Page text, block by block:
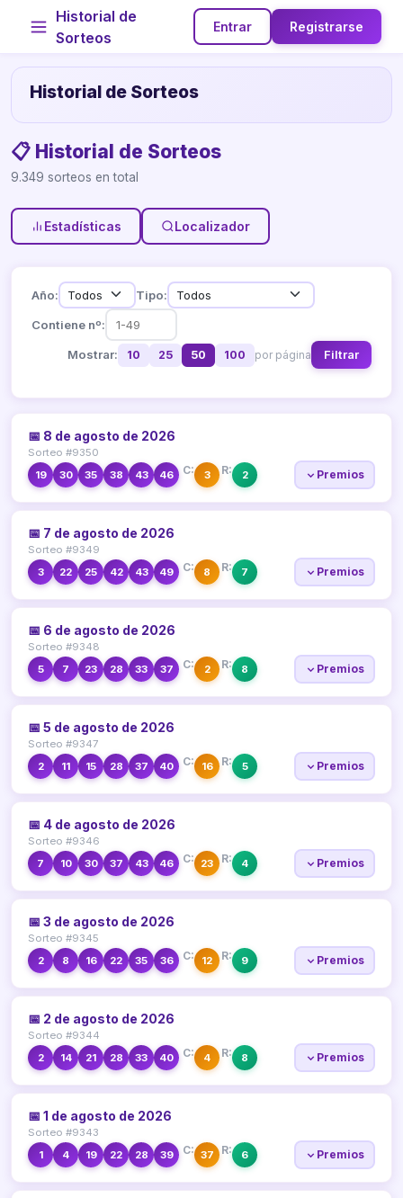
Historial de
Sorteos
Entrar Registrarse
Historial de Sorteos
📋 Historial de Sorteos
9.349 sorteos en total
Estadísticas Localizador
Año: Tipo:
Contiene nº:
Mostrar: 10 25 50 100 por página Filtrar
📅 8 de agosto de 2026
Sorteo #9350
19
30 35 38 43 46 C: 3 R: 2 Premios
📅 7 de agosto de 2026
Sorteo #9349
3
22 25 42 43 49 C: 8 R: 7 Premios
📅 6 de agosto de 2026
Sorteo #9348
5
7 23 28 33 37 C: 2 R: 8 Premios
📅 5 de agosto de 2026
Sorteo #9347
2
11 15 28 37 40 C: 16 R: 5 Premios
📅 4 de agosto de 2026
Sorteo #9346
7
10 30 37 43 46 C: 23 R: 4 Premios
📅 3 de agosto de 2026
Sorteo #9345
2
8 16 22 35 36 C: 12 R: 9 Premios
📅 2 de agosto de 2026
Sorteo #9344
2
14 21 28 33 40 C: 4 R: 8 Premios
📅 1 de agosto de 2026
Sorteo #9343
1
4 19 22 28 39 C: 37 R: 6 Premios